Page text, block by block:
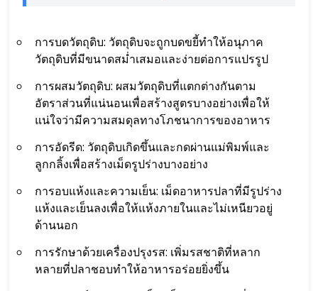
การบดวัตถุดิบ: วัตถุดิบจะถูกบดขยี้ทำให้อนุภาค
วัตถุดิบที่มีขนาดสม่ำเสมอและง่ายต่อการแปรรูป
การผสมวัตถุดิบ: ผสมวัตถุดิบที่แตกต่างกันตาม
อัตราส่วนที่แน่นอนเพื่อสร้างสูตรบางอย่างเพื่อให้
แน่ใจว่ามีความสมดุลทางโภชนาการของอาหาร
การอัดรีด: วัตถุดิบเกิดขึ้นและกดผ่านแม่พิมพ์และ
ลูกกลิ้งเพื่อสร้างเม็ดรูปร่างบางอย่าง
การอบแห้งและความเย็น: เม็ดอาหารปลาที่มีรูปร่าง
แห้งและเย็นลงเพื่อให้แห้งภายในและไม่เหนียวอยู่
ด้านนอก
การรักษาด้วยเครื่องปรุงรส: เพิ่มรสชาติที่หลาก
หลายที่ปลาชอบทำให้อาหารอร่อยยิ่งขึ้น